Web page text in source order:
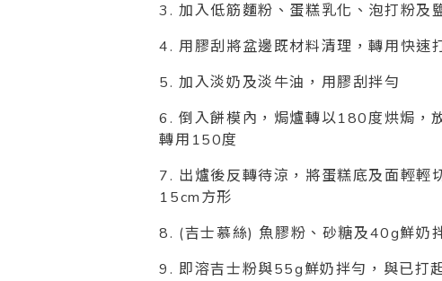
3. 加入低筋麵粉、蛋糕乳化、泡打粉及
4. 用膠刮將盆邊既材料清理，轉用快速
5. 加入淡奶及淡牛油，用膠刮拌勻
6. 倒入餅模內，焗爐轉以180度烘焗，
轉用150度
7. 出爐後反轉待涼，將蛋糕底及面輕
15cm方形
8. (吉士慕絲) 魚膠粉、砂糖及40g鮮奶
9. 即溶吉士粉與55g鮮奶拌勻，與已打